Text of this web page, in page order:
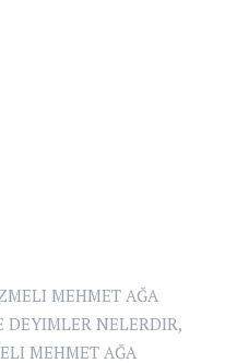
MEHMET AĞA
DEYIMLER NELERDIR,
MEHMET AĞA